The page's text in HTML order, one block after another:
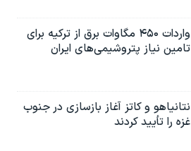
واردات ۴۵۰ مگاوات برق از ترکیه برای
تامین نیاز پتروشیمی‌های ایران
نتانیاهو و کاتز آغاز بازسازی در جنوب
غزه را تأیید کردند